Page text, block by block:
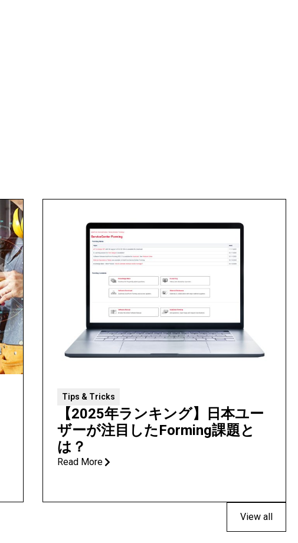
Tips & Tricks
【2025年ランキング】日本ユー
ザーが注目したForming課題と
は？
Read More
View all